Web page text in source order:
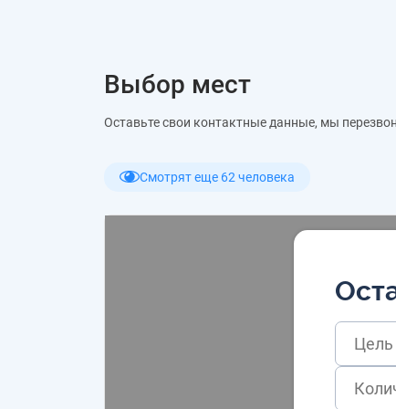
Выбор мест
Оставьте свои контактные данные, мы
Смотрят еще 62 человека